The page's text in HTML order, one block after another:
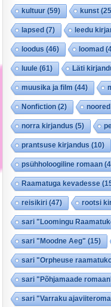
kultuur(59) kunst
lapsed (7) leedu
loodus (46) loomad
luule (61) Läti
muusika ja film (44)
Nonfiction (2) noored
norra kirjandus (5)
prantsuse kirjandus (10)
psühholoogiline romaan
Raamatuga kevadesse
reisikiri (47) rootsi
sari "Loomingu
sari "Moodne Aeg" (15)
sari "Orpheuse
sari "Põhjamaade
sari "Varraku